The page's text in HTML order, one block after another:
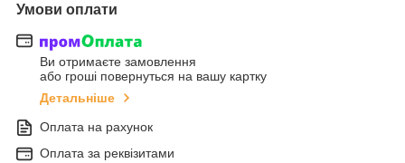
Умови оплати
Ви отримаєте замовлення
або гроші повернуться на вашу картку
Детальніше
Оплата на рахунок
Оплата за реквізитами